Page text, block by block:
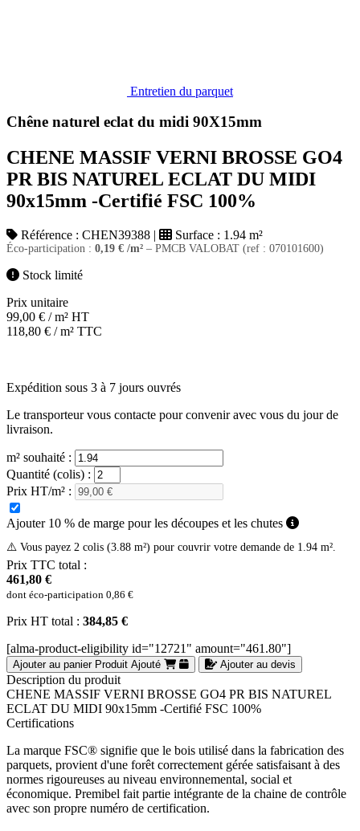
Entretien du parquet
Chêne naturel eclat du midi 90X15mm
CHENE MASSIF VERNI BROSSE GO4
PR BIS NATUREL ECLAT DU MIDI
90x15mm -Certifié FSC 100%
Référence : CHEN39388 | Surface : 1.94 m²
Éco-participation : 0,19 € /m² – PMCB VALOBAT (ref : 070101600)
Stock limité
Prix unitaire
99,00 € / m² HT
118,80 € / m² TTC
Expédition sous 3 à 7 jours ouvrés
Le transporteur vous contacte pour convenir avec vous du jour de
livraison.
m² souhaité :
Quantité (colis) :
Prix HT/m² :
Ajouter 10 % de marge pour les découpes et les chutes
⚠️ Vous payez 2 colis (3.88 m²) pour couvrir votre demande de 1.94 m².
Prix TTC total :
461,80 €
dont éco-participation 0,86 €
Prix HT total : 384,85 €
[alma-product-eligibility id="12721" amount="461.80"]
Ajouter au panier Produit Ajouté Ajouter au devis
Description du produit
CHENE MASSIF VERNI BROSSE GO4 PR BIS NATUREL
ECLAT DU MIDI 90x15mm -Certifié FSC 100%
Certifications
La marque FSC® signifie que le bois utilisé dans la fabrication des
parquets, provient d'une forêt correctement gérée satisfaisant à des
normes rigoureuses au niveau environnemental, social et
économique. Premibel fait partie intégrante de la chaine de contrôle
avec son propre numéro de certification.